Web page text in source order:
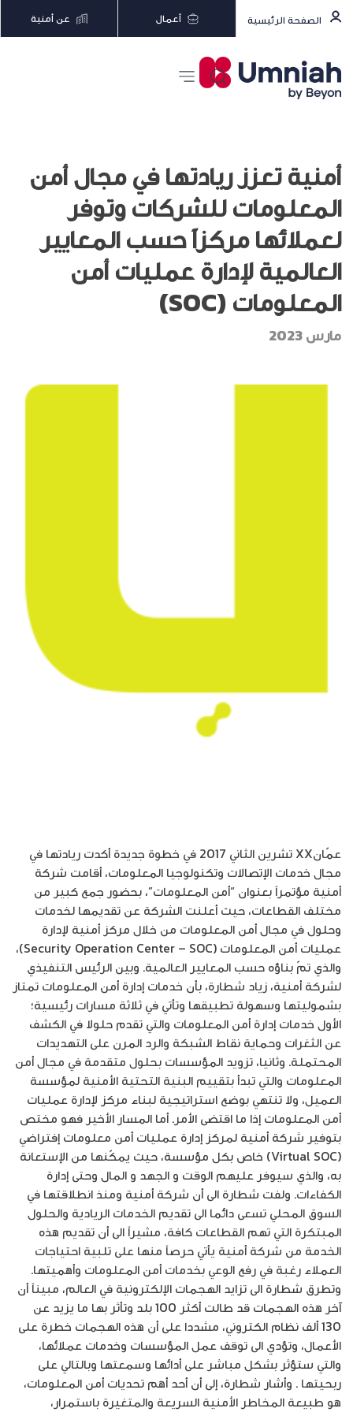
الصفحة الرئيسية أعمال عن أمنية
أمنية تعزز ريادتها في مجال أمن
المعلومات للشركات وتوفر
لعملائها مركزاً حسب المعايير
العالمية لإدارة عمليات أمن
المعلومات (SOC)
مارس 2023
عمّانXX تشرين الثاني 2017 في خطوة جديدة أكدت ريادتها في
مجال خدمات الإتصالات وتكنولوجيا المعلومات، أقامت شركة
أمنية مؤتمراً بعنوان “أمن المعلومات”، بحضور جمع كبير من
مختلف القطاعات، حيث أعلنت الشركة عن تقديمها لخدمات
وحلول في مجال أمن المعلومات من خلال مركز أمنية لإدارة
عمليات أمن المعلومات (Security Operation Center – SOC)،
والذي تمّ بناؤه حسب المعايير العالمية. وبين الرئيس التنفيذي
لشركة أمنية، زياد شطارة، بأن خدمات إدارة أمن المعلومات تمتاز
بشموليتها وسهولة تطبيقها وتأتي في ثلاثة مسارات رئيسية؛
الأول خدمات إدارة أمن المعلومات والتي تقدم حلولا في الكشف
عن الثغرات وحماية نقاط الشبكة والرد المرن على التهديدات
المحتملة. وثانيا، تزويد المؤسسات بحلول متقدمة في مجال أمن
المعلومات والتي تبدأ بتقييم البنية التحتية الأمنية لمؤسسة
العميل، ولا تنتهي بوضع استراتيجية لبناء مركز لإدارة عمليات
أمن المعلومات إذا ما اقتضى الأمر. أما المسار الأخير فهو مختص
بتوفير شركة أمنية لمركز إدارة عمليات أمن معلومات إفتراضي
(Virtual SOC) خاص بكل مؤسسة، حيث يمكّنها من الإستعانة
به، والذي سيوفر عليهم الوقت و الجهد و المال وحتى إدارة
الكفاءات. ولفت شطارة الى أن شركة أمنية ومنذ انطلاقتها في
السوق المحلي تسعى دائما الى تقديم الخدمات الريادية والحلول
المبتكرة التي تهم القطاعات كافة، مشيراً الى أن تقديم هذه
الخدمة من شركة أمنية يأتي حرصاً منها على تلبية احتياجات
العملاء رغبة في رفع الوعي بخدمات أمن المعلومات وأهميتها.
وتطرق شطارة الى تزايد الهجمات الإلكترونية في العالم، مبيناً أن
آخر هذه الهجمات قد طالت أكثر 100 بلد وتأثر بها ما يزيد عن
130 ألف نظام الكتروني، مشددا على أن هذه الهجمات خطرة على
الأعمال، وتؤدي الى توقف عمل المؤسسات وخدمات عملائها،
والتي ستؤثر بشكل مباشر على أدائها وسمعتها وبالتالي على
ربحيتها . وأشار شطارة، إلى أن أحد أهم تحديات أمن المعلومات،
هو طبيعة المخاطر الأمنية السريعة والمتغيرة باستمرار،